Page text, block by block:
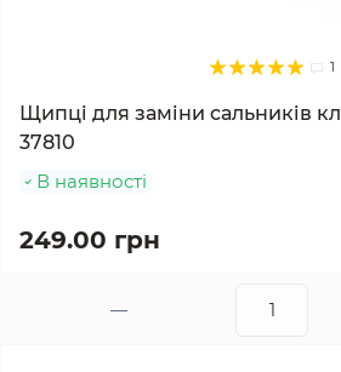
1
Щипці для заміни сальників
37810
В наявності
249.00 грн